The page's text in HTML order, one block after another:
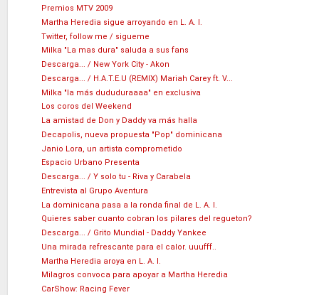
Premios MTV 2009
Martha Heredia sigue arroyando en L. A. I.
Twitter, follow me / sigueme
Milka "La mas dura" saluda a sus fans
Descarga... / New York City - Akon
Descarga... / H.A.T.E.U (REMIX) Mariah Carey ft. V...
Milka "la más dududuraaaa" en exclusiva
Los coros del Weekend
La amistad de Don y Daddy va más halla
Decapolis, nueva propuesta "Pop" dominicana
Janio Lora, un artista comprometido
Espacio Urbano Presenta
Descarga... / Y solo tu - Riva y Carabela
Entrevista al Grupo Aventura
La dominicana pasa a la ronda final de L. A. I.
Quieres saber cuanto cobran los pilares del regueton?
Descarga... / Grito Mundial - Daddy Yankee
Una mirada refrescante para el calor. uuufff..
Martha Heredia aroya en L. A. I.
Milagros convoca para apoyar a Martha Heredia
CarShow: Racing Fever